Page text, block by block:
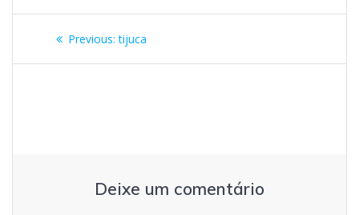
Navegação
de
Previous: Previous
tijuca
Deixe um comentário